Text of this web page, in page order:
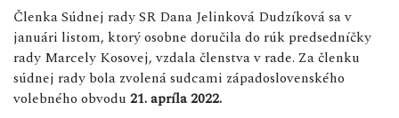
Členka Súdnej rady SR Dana Jelinková Dudzíková sa v
januári listom, ktorý osobne doručila do rúk predsedníčky
rady Marcely Kosovej, vzdala členstva v rade. Za členku
súdnej rady bola zvolená sudcami západoslovenského
volebného obvodu 21. apríla 2022.